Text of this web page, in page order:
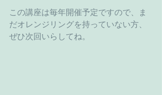
この講座は毎年開催予定ですので、ま
だオレンジリングを持っていない方、
ぜひ次回いらしてね。